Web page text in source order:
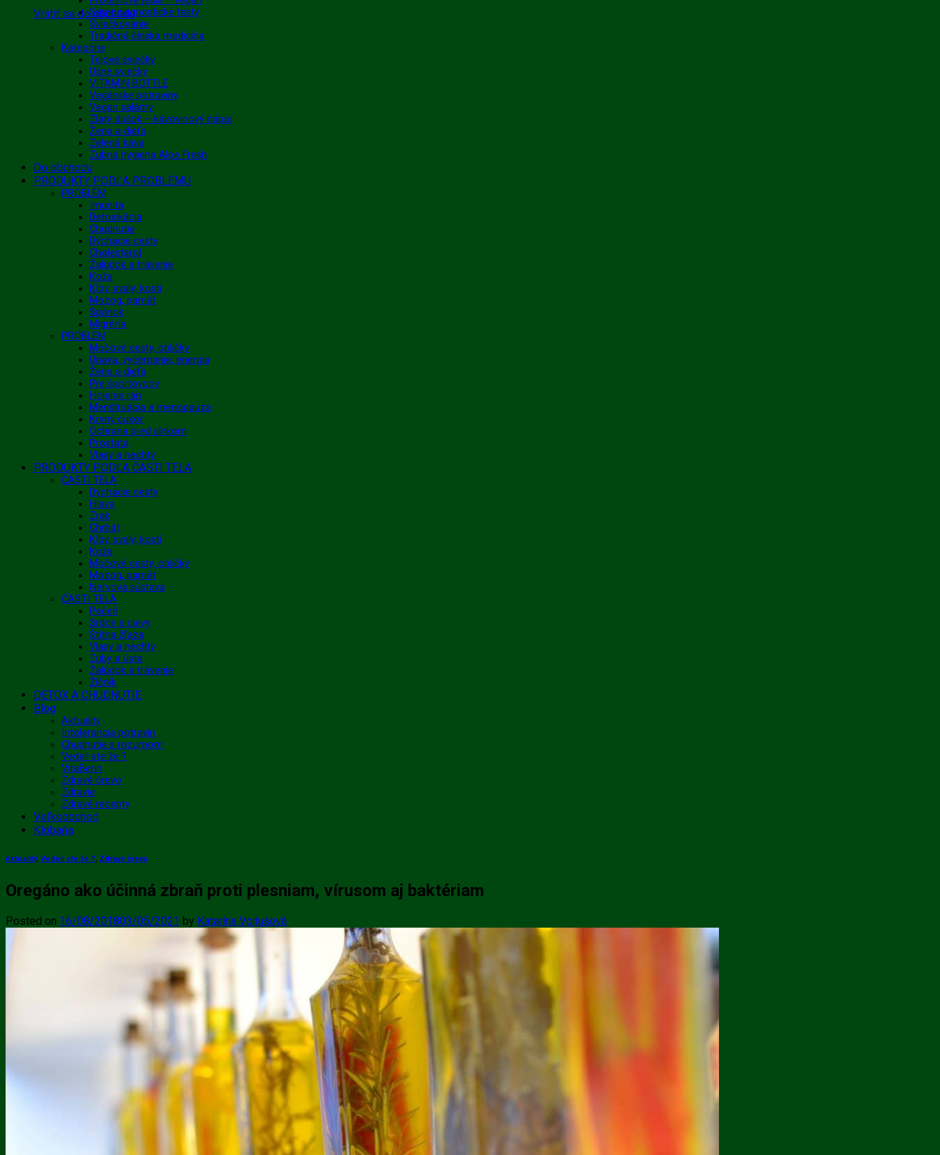
Vrátiť sa do obchoduSamodiagnostické testy
Sviečkovanie
Tradičná čínska medicína
Kategórie
Telové sviečky
Ušné sviečky
VITAMIN BOTTLE
Vegánske potraviny
Vegan salámy
Zlatý dúšok – kávovinový nápoj
Žena a dieťa
Zelená káva
Zubná hygiena Aloe Fresh
Do obchodu
PRODUKTY PODĽA PROBLÉMU
PROBLÉM
Imunita
Detoxikácia
Chudnutie
Dýchacie cesty
Cholesterol
Žalúdok a trávenie
Koža
Kĺby, svaly, kosti
Mozog, pamäť
Spánok
Migréna
PROBLÉM
Močové cesty, obličky
Únava, vyčerpanie, energia
Žena a dieťa
Pre športovcov
Hojenie rán
Menštruácia a menopauza
Krvný cukor
Ochrana pred slnkom
Prostata
Vlasy a nechty
PRODUKTY PODĽA ČASTI TELA
ČASTI TELA
Dýchacie cesty
Hlava
Zrak
Chrbát
Kĺby, svaly, kosti
Koža
Močové cesty, obličky
Mozog, pamäť
Nervová sústava
ČASTI TELA
Pečeň
Srdce a cievy
Štítna žľaza
Vlasy a nechty
Zuby a ústa
Žalúdok a trávenie
Žlčník
DETOX A CHUDNUTIE
Blog
Aktuality
Intolerancia potravín
Chudnutie s rozumom
Vedeli ste že ?
VitaBerin
Zdravé črevo
Zdravie
Zdravé recepty
Veľkoobchod
Klobaňa
Aktuality, Vedeli ste že ?, Zdravé črevo
Oregáno ako účinná zbraň proti plesniam, vírusom aj baktériam
Posted on 16/08/201803/05/2021 by Katarína Vojtušová